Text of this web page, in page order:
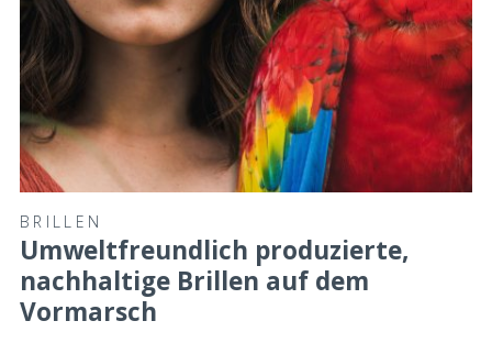
BRILLEN
Umweltfreundlich produzierte,
nachhaltige Brillen auf dem
Vormarsch